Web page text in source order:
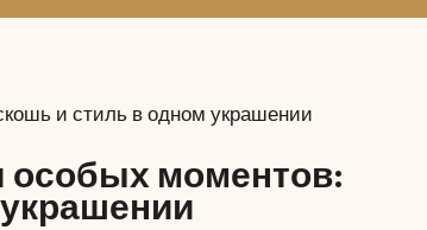
и стиль в одном украшении
особых моментов: